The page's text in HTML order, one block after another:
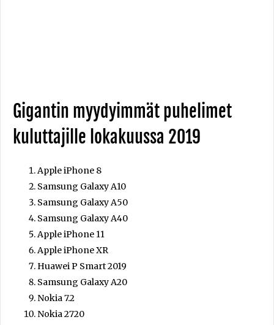
Gigantin myydyimmät puhelimet
kuluttajille lokakuussa 2019
Apple iPhone 8
Samsung Galaxy A10
Samsung Galaxy A50
Samsung Galaxy A40
Apple iPhone 11
Apple iPhone XR
Huawei P Smart 2019
Samsung Galaxy A20
Nokia 7.2
Nokia 2720